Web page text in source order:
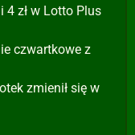
4 zł w Lotto Plus
czwartkowe z
zmienił się w